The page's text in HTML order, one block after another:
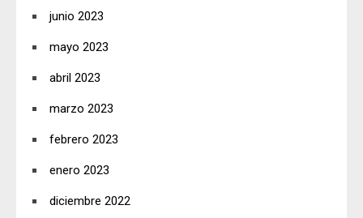
junio 2023
mayo 2023
abril 2023
marzo 2023
febrero 2023
enero 2023
diciembre 2022